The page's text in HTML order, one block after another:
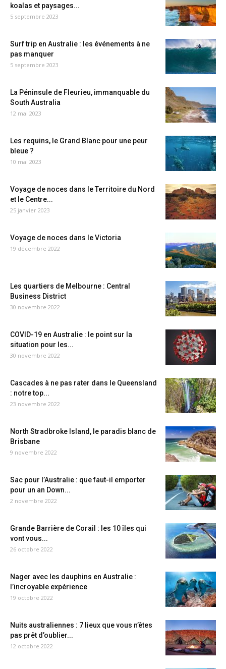
koalas et paysages...
5 septembre 2023
Surf trip en Australie : les événements à ne
pas manquer
5 septembre 2023
La Péninsule de Fleurieu, immanquable du
South Australia
12 mai 2023
Les requins, le Grand Blanc pour une peur
bleue ?
10 mai 2023
Voyage de noces dans le Territoire du Nord
et le Centre...
25 janvier 2023
Voyage de noces dans le Victoria
19 décembre 2022
Les quartiers de Melbourne : Central
Business District
30 novembre 2022
COVID-19 en Australie : le point sur la
situation pour les...
30 novembre 2022
Cascades à ne pas rater dans le Queensland
: notre top...
23 novembre 2022
North Stradbroke Island, le paradis blanc de
Brisbane
9 novembre 2022
Sac pour l’Australie : que faut-il emporter
pour un an Down...
2 novembre 2022
Grande Barrière de Corail : les 10 îles qui
vont vous...
26 octobre 2022
Nager avec les dauphins en Australie :
l’incroyable expérience
19 octobre 2022
Nuits australiennes : 7 lieux que vous n’êtes
pas prêt d’oublier...
12 octobre 2022